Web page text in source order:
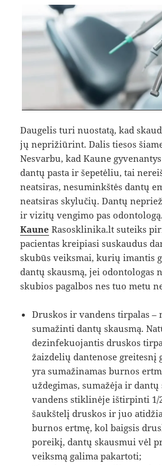
Daugelis turi nuostatą, kad
jų neprižiūrint. Dalis tiesos
Nesvarbu, kad Kaune
dantų pasta ir šepetėliu, tai
neatsiras, nesuminkštės dantų
neatsiras skylučių. Dantų
ir vizitų vengimo pas
Kaune Rasosklinika.lt suteiks
pacientas kreipiasi suskaudus
skubūs veiksmai, kurių imantis
dantų skausmą, jei odontologas
skubios pagalbos nes tuo metu
Druskos ir vandens tirpalas –
sumažinti dantų skausmą.
dezinfekuojantis druskos
žaizdelių dantenose greitesnį
yra sumažinamas burnos
uždegimas, sumažėja ir dantų
vandens stiklinėje ištirpinti 1/
šaukštelį druskos ir juo
burnos ertmę, kol baigsis
poreikį, dantų skausmui vėl
veiksmą galima pakartoti;